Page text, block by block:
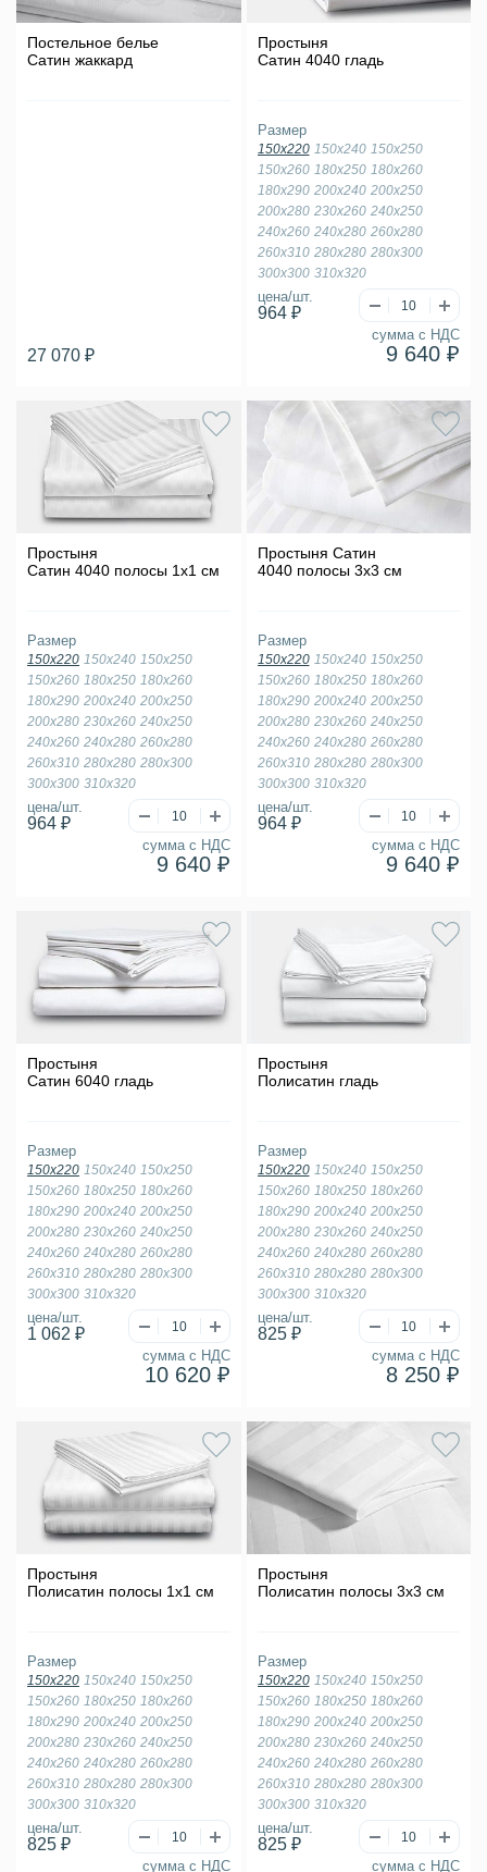
Постельное белье
Сатин жаккард
27 070 ₽
Простыня
Сатин 4040 гладь
цена/шт.
964 ₽
сумма с НДС
9 640 ₽
Размер
150х220 150х240 150х250
150х260 180х250 180х260
180х290 200х240 200х250
200х280 230х260 240х250
240х260 240х280 260х280
260х310 280х280 280х300
300х300 310х320
Простыня
Сатин 4040 полосы 1х1 см
цена/шт.
964 ₽
сумма с НДС
9 640 ₽
Размер
150х220 150х240 150х250
150х260 180х250 180х260
180х290 200х240 200х250
200х280 230х260 240х250
240х260 240х280 260х280
260х310 280х280 280х300
300х300 310х320
Простыня Сатин
4040 полосы 3х3 см
цена/шт.
964 ₽
сумма с НДС
9 640 ₽
Размер
150х220 150х240 150х250
150х260 180х250 180х260
180х290 200х240 200х250
200х280 230х260 240х250
240х260 240х280 260х280
260х310 280х280 280х300
300х300 310х320
Простыня
Сатин 6040 гладь
цена/шт.
1 062 ₽
сумма с НДС
10 620 ₽
Размер
150х220 150х240 150х250
150х260 180х250 180х260
180х290 200х240 200х250
200х280 230х260 240х250
240х260 240х280 260х280
260х310 280х280 280х300
300х300 310х320
Простыня
Полисатин гладь
цена/шт.
825 ₽
сумма с НДС
8 250 ₽
Размер
150х220 150х240 150х250
150х260 180х250 180х260
180х290 200х240 200х250
200х280 230х260 240х250
240х260 240х280 260х280
260х310 280х280 280х300
300х300 310х320
Простыня
Полисатин полосы 1х1 см
цена/шт.
825 ₽
сумма с НДС
Размер
150х220 150х240 150х250
150х260 180х250 180х260
180х290 200х240 200х250
200х280 230х260 240х250
240х260 240х280 260х280
260х310 280х280 280х300
300х300 310х320
Простыня
Полисатин полосы 3х3 см
цена/шт.
825 ₽
сумма с НДС
Размер
150х220 150х240 150х250
150х260 180х250 180х260
180х290 200х240 200х250
200х280 230х260 240х250
240х260 240х280 260х280
260х310 280х280 280х300
300х300 310х320